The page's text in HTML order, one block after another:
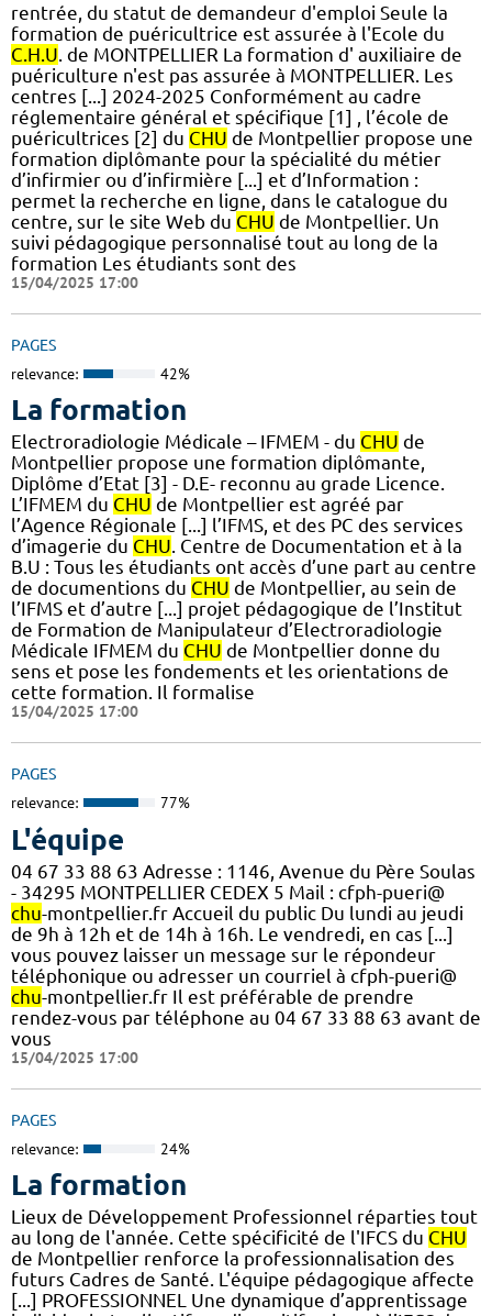
rentrée, du statut de demandeur d'emploi Seule la
formation de puéricultrice est assurée à l'Ecole du
C.H.U . de MONTPELLIER La formation d' auxiliaire de
puériculture n'est pas assurée à MONTPELLIER. Les
centres [...] 2024-2025 Conformément au cadre
réglementaire général et spécifique [1] , l’école de
puéricultrices [2] du CHU de Montpellier propose une
formation diplômante pour la spécialité du métier
d’infirmier ou d’infirmière [...] et d’Information :
permet la recherche en ligne, dans le catalogue du
centre, sur le site Web du CHU de Montpellier. Un
suivi pédagogique personnalisé tout au long de la
formation Les étudiants sont des
15/04/2025 17:00
PAGES
relevance: 42%
La formation
Electroradiologie Médicale – IFMEM - du CHU de
Montpellier propose une formation diplômante,
Diplôme d’Etat [3] - D.E- reconnu au grade Licence.
L’IFMEM du CHU de Montpellier est agréé par
l’Agence Régionale [...] l’IFMS, et des PC des services
d’imagerie du CHU. Centre de Documentation et à la
B.U : Tous les étudiants ont accès d’une part au centre
de documentions du CHU de Montpellier, au sein de
l’IFMS et d’autre [...] projet pédagogique de l’Institut
de Formation de Manipulateur d’Electroradiologie
Médicale IFMEM du CHU de Montpellier donne du
sens et pose les fondements et les orientations de
cette formation. Il formalise
15/04/2025 17:00
PAGES
relevance: 77%
L'équipe
04 67 33 88 63 Adresse : 1146, Avenue du Père Soulas
- 34295 MONTPELLIER CEDEX 5 Mail : cfph-pueri@
chu-montpellier.fr Accueil du public Du lundi au jeudi
de 9h à 12h et de 14h à 16h. Le vendredi, en cas [...]
vous pouvez laisser un message sur le répondeur
téléphonique ou adresser un courriel à cfph-pueri@
chu-montpellier.fr Il est préférable de prendre
rendez-vous par téléphone au 04 67 33 88 63 avant de
vous
15/04/2025 17:00
PAGES
relevance: 24%
La formation
Lieux de Développement Professionnel réparties tout
au long de l'année. Cette spécificité de l'IFCS du CHU
de Montpellier renforce la professionnalisation des
futurs Cadres de Santé. L'équipe pédagogique affecte
[...] PROFESSIONNEL Une dynamique d’apprentissage